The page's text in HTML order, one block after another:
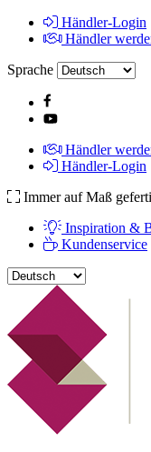
Händler-Login
Händler
Sprache
Händler
Händler-Login
Immer auf Maß
Inspiration &
Kundenservice